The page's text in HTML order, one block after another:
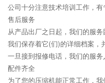
公司十分注意技术培训工作，
售后服务
从产品出厂之日起，我们的服务
我们保存着它(们)的详细档案，
一旦接到报修电话，我们的服
配件齐全
为了您的压缩机能正常工作，